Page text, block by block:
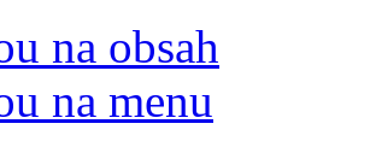
na obsah
na menu